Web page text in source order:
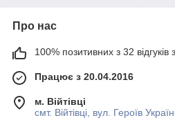
Про нас
100% позитивних з 32 відгуків
Працює з 20.04.2016
м. Війтівці
смт. Війтівці, вул. Героїв